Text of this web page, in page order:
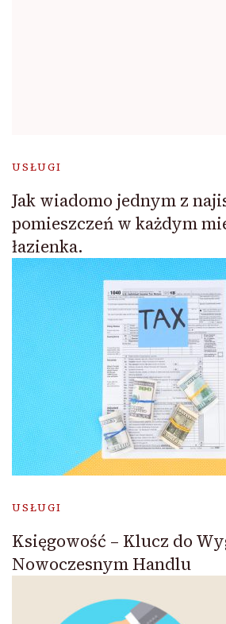
USŁUGI
Jak wiadomo jednym z
pomieszczeń w każdym
łazienka.
USŁUGI
Księgowość – Klucz do
Nowoczesnym Handlu